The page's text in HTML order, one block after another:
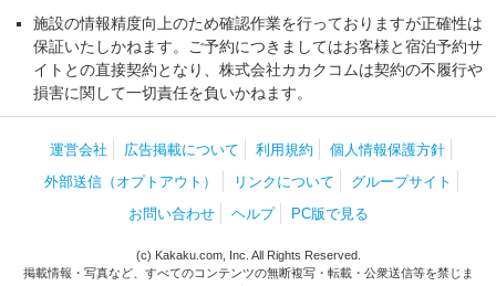
施設の情報精度向上のため確認作業を行っておりますが正確性は
保証いたしかねます。ご予約につきましてはお客様と宿泊予約サ
イトとの直接契約となり、株式会社カカクコムは契約の不履行や
損害に関して一切責任を負いかねます。
運営会社 広告掲載について 利用規約
個人情報保護方針
外部送信（オプトアウト）
リンクについて
グループサイト
お問い合わせ
ヘルプ PC版で見る
(c) Kakaku.com, Inc. All Rights Reserved.
掲載情報・写真など、すべてのコンテンツの無断複写・転載・公衆送信等を禁じま